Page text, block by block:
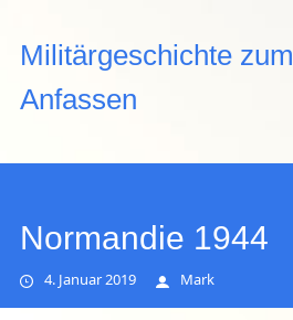
Militärgeschichte zum
Anfassen
Normandie 1944
4. Januar 2019 Mark